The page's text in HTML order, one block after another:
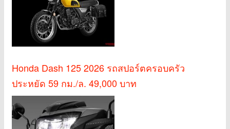
Honda Dash 125 2026 รถสปอร์ตครอบครัว
ประหยัด 59 กม./ล. 49,000 บาท